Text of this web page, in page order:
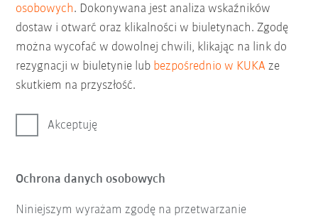
osobowych. Dokonywana jest analiza wskaźników
dostaw i otwarć oraz klikalności w biuletynach. Zgodę
można wycofać w dowolnej chwili, klikając na link do
rezygnacji w biuletynie lub bezpośrednio w KUKA ze
skutkiem na przyszłość.
Akceptuję
Ochrona danych osobowych
Niniejszym wyrażam zgodę na przetwarzanie